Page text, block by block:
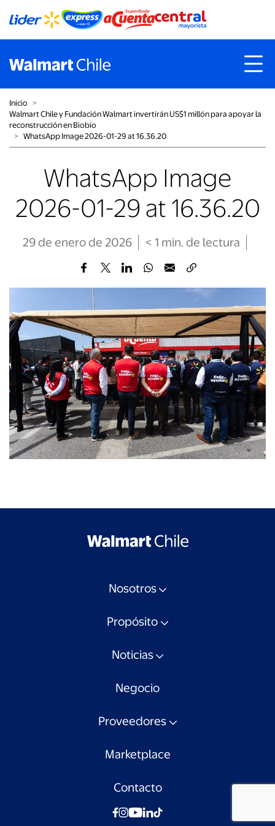
Inicio ˃
Walmart Chile y Fundación Walmart invertirán US$1 millón para apoyar la
reconstrucción en Biobío
˃ WhatsApp Image 2026-01-29 at 16.36.20
WhatsApp Image
2026-01-29 at 16.36.20
29 de enero de 2026 < 1 min. de lectura
Nosotros
Propósito
Noticias
Negocio
Proveedores
Marketplace
Contacto